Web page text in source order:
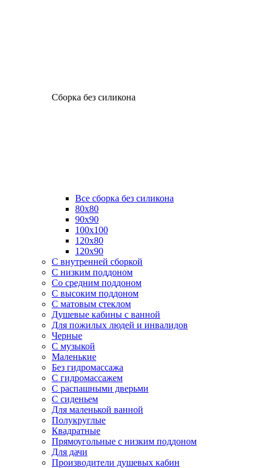
Сборка без силикона
Все сборка без силикона
80х80
90х90
100х100
120х80
120х90
С внутренней сборкой
C низким поддоном
Со средним поддоном
С высоким поддоном
С матовым стеклом
Душевые кабины с ванной
Для пожилых людей и инвалидов
Черные
С музыкой
Маленькие
Без гидромассажа
С гидромассажем
С распашными дверьми
С сиденьем
Для маленькой ванной
Полукруглые
Квадратные
Прямоугольные с низким поддоном
Для дачи
Производители душевых кабин